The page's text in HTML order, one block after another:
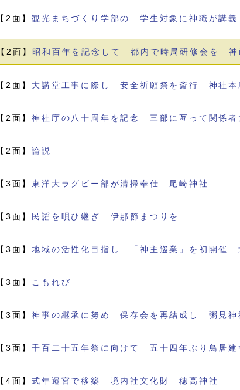
【2面】観光まちづくり学部の 学生対象に神職が講
【2面】 昭和百年を記念して 都内で時局研修会を 神
【2面】 大講堂工事に際し 安全祈願祭を斎行 神社本
【2面】神社庁の八十周年を記念 三部に亙って関係
【2面】論説
【3面】東洋大ラグビー部が清掃奉仕 尾崎神社
【3面】 民謡を唄ひ継ぎ 伊那節まつりを
【3面】地域の活性化目指し 「神主巡業」を初開催
【3面】 こもれび
【3面】神事の継承に努め 保存会を再結成し 粥見神
【3面】千百二十五年祭に向けて 五十四年ぶり鳥居
【4面】式年遷宮で移築 境内社文化財 穂高神社